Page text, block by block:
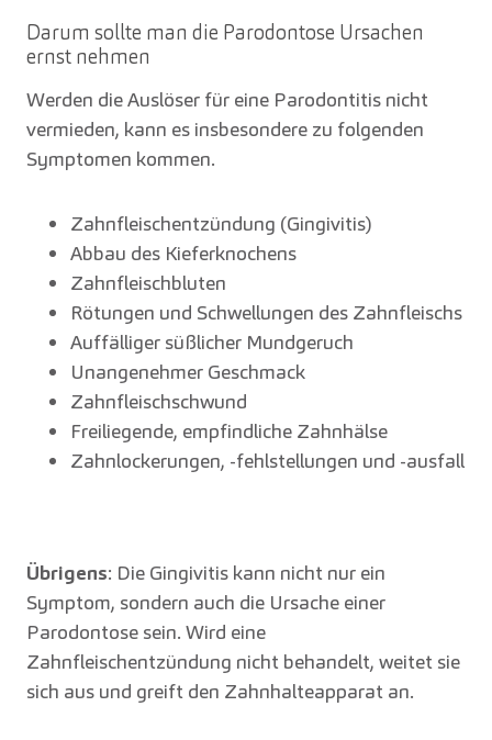
Darum sollte man die Parodontose Ursachen
ernst nehmen
Werden die Auslöser für eine Parodontitis nicht
vermieden, kann es insbesondere zu folgenden
Symptomen kommen.
Zahnfleischentzündung (Gingivitis)
Abbau des Kieferknochens
Zahnfleischbluten
Rötungen und Schwellungen des Zahnfleischs
Auffälliger süßlicher Mundgeruch
Unangenehmer Geschmack
Zahnfleischschwund
Freiliegende, empfindliche Zahnhälse
Zahnlockerungen, -fehlstellungen und -ausfall
Übrigens: Die Gingivitis kann nicht nur ein
Symptom, sondern auch die Ursache einer
Parodontose sein. Wird eine
Zahnfleischentzündung nicht behandelt, weitet sie
sich aus und greift den Zahnhalteapparat an.